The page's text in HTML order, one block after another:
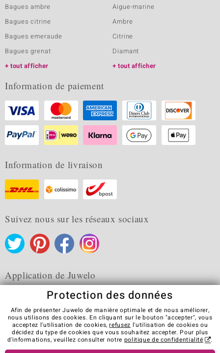
Bagues ambre
Bagues citrine
Bagues emeraude
Bagues grenat
tout afficher
Aigue-marine
Ambre
Citrine
Diamant
tout afficher
Information de paiement
Information de livraison
Suivez nous sur les réseaux sociaux
Application de Juwelo
CGV Protection des données
Cookies
Mentions légales
Contact
Révocation du contrat
Protection des données
Afin de présenter Juwelo de manière optimale et de nous améliorer,
nous utilisons des cookies. En cliquant sur le bouton "accepter", vous
acceptez l'utilisation de cookies,refusez l'utilisation de cookies ou
décidez du type de cookies que vous souhaitez accepter. Pour plus
d'informations, veuillez consulter notre politique de confidentialité .